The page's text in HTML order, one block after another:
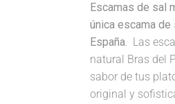
Escamas de sal
única escama de
España. Las
natural Bras del
sabor de tus
original y